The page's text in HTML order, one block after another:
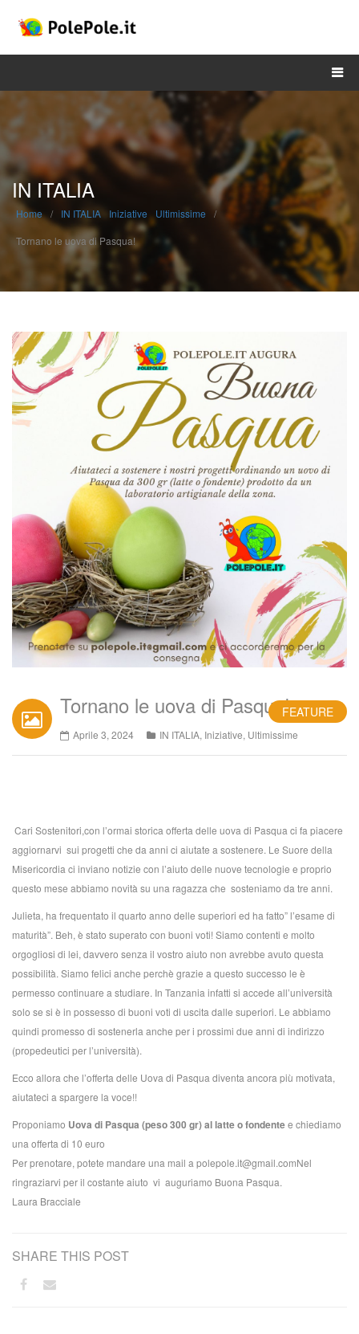
IN ITALIA
Home / IN ITALIA Iniziative Ultimissime
/
Tornano le uova di Pasqua!
FEATURE
Tornano le uova di Pasqua!
Aprile 3, 2024 IN ITALIA, Iniziative, Ultimissime
Cari Sostenitori,con l’ormai storica offerta delle uova di Pasqua ci fa piacere
aggiornarvi sui progetti che da anni ci aiutate a sostenere. Le Suore della
Misericordia ci inviano notizie con l’aiuto delle nuove tecnologie e proprio
questo mese abbiamo novità su una ragazza che sosteniamo da tre anni.
Julieta, ha frequentato il quarto anno delle superiori ed ha fatto” l’esame di
maturità”. Beh, è stato superato con buoni voti! Siamo contenti e molto
orgogliosi di lei, davvero senza il vostro aiuto non avrebbe avuto questa
possibilità. Siamo felici anche perchè grazie a questo successo le è
permesso continuare a studiare. In Tanzania infatti si accede all’università
solo se si è in possesso di buoni voti di uscita dalle superiori. Le abbiamo
quindi promesso di sostenerla anche per i prossimi due anni di indirizzo
(propedeutici per l’università).
Ecco allora che l’offerta delle Uova di Pasqua diventa ancora più motivata,
aiutateci a spargere la voce!!
Proponiamo Uova di Pasqua (peso 300 gr) al latte o fondentee chiediamo
una offerta di 10 euro
Per prenotare, potete mandare una mail a polepole.it@gmail.comNel
ringraziarvi per il costante aiuto vi auguriamo Buona Pasqua.
Laura Bracciale
SHARE THIS POST